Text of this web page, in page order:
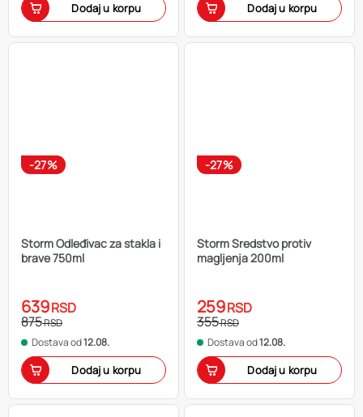
Dodaj u korpu Dodaj u korpu
-27%
Storm Odleđivac za stakla i
brave 750ml
639RSD
875RSD
Dostava od12.08.
Dodaj u korpu
-27%
Storm Sredstvo protiv
magljenja 200ml
259RSD
355RSD
Dostava od12.08.
Dodaj u korpu